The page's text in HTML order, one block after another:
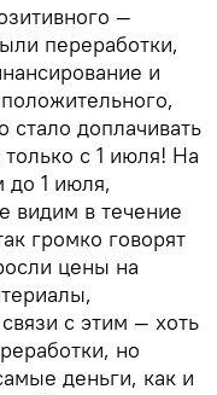
—
переработки,
и
стало доплачивать
с 1 июля! На
до 1 июля,
видим в течение
громко говорят
цены на
с этим — хоть
но
деньги, как и